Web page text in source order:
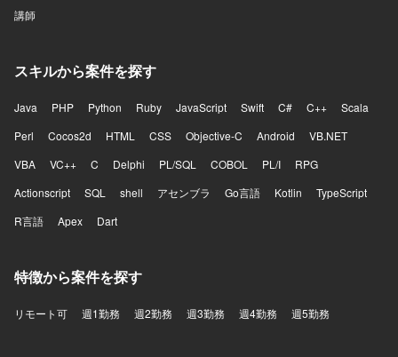
講師
スキルから案件を探す
Java PHP Python Ruby JavaScript Swift C# C++
Scala
Perl
Cocos2d HTML CSS Objective-C Android
VB.NET
VBA
VC++ C Delphi PL/SQL COBOL PL/I
RPG
Actionscript
SQL shell アセンブラ Go言語 Kotlin
TypeScript
R言語
Apex Dart
特徴から案件を探す
リモート可 週1勤務 週2勤務 週3勤務 週4勤務 週5勤務